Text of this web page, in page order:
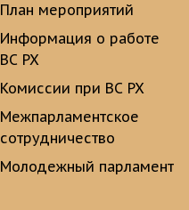
План мероприятий
Информация о работе
ВС РХ
Комиссии при ВС РХ
Межпарламентское
сотрудничество
Молодежный парламент